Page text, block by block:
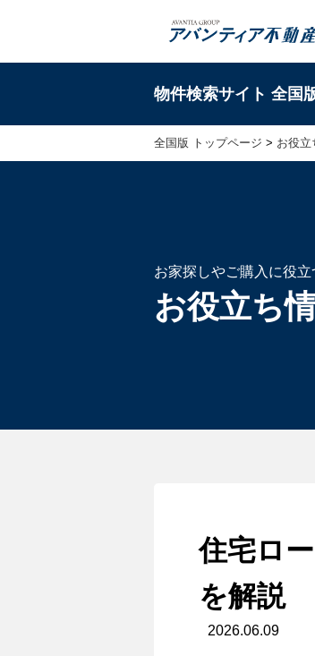
物件検索サイト 全国
全国版 トップページ > お役立
お家探しやご購入に役
お役立ち
住宅ロ
を解説
2026.06.09